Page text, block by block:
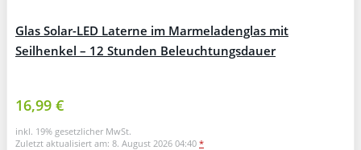
Glas Solar-LED Laterne im Marmeladenglas mit
Seilhenkel – 12 Stunden Beleuchtungsdauer
16,99 €
inkl. 19% gesetzlicher MwSt.
Zuletzt aktualisiert am: 8. August 2026 04:40 *